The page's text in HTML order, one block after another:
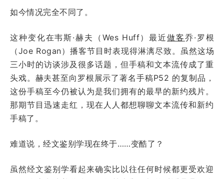
如今情况完全不同了。
这种变化在韦斯·赫夫（Wes Huff）最近做客乔·罗根
（Joe Rogan）播客节目时表现得淋漓尽致。虽然这场
三小时的访谈涉及很多话题，但手稿和文本流传成了重
头戏。赫夫甚至向罗根展示了著名手稿P52 的复制品，
这份手稿至今仍被认为是我们拥有的最早的新约残片。
那期节目迅速走红，现在人人都想聊聊文本流传和新约
手稿了。
难道说，经文鉴别学现在终于……变酷了？
虽然经文鉴别学看起来确实比以往任何时候都更受欢迎